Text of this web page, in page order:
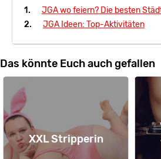
JGA wo feiern? Die besten
JGA Ideen: Top-Aktivitäten
Das könnte Euch auch gefallen
XXL Stripperin